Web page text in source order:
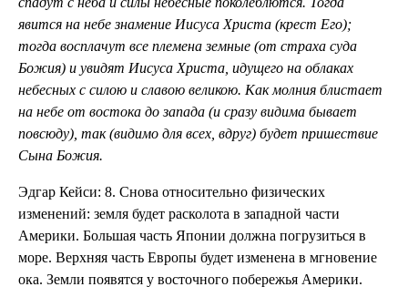
явится на небе знамение Иисуса Христа (крест Его);
тогда восплачут все племена земные (от страха суда
Божия) и увидят Иисуса Христа, идущего на облаках
небесных с силою и славою великою. Как молния блистает
на небе от востока до запада (и сразу видима бывает
повсюду), так (видимо для всех, вдруг) будет пришествие
Сына Божия.
Эдгар Кейси: 8. Снова относительно физических
изменений: земля будет расколота в западной части
Америки. Большая часть Японии должна погрузиться в
море. Верхняя часть Европы будет изменена в мгновение
ока. Земли появятся у восточного побережья Америки.